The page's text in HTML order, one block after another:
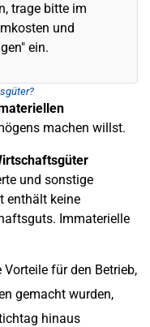
trage bitte im
und
ein.
machen willst.
und sonstige
enthält keine
Immaterielle
für den Betrieb,
gemacht wurden,
hinaus